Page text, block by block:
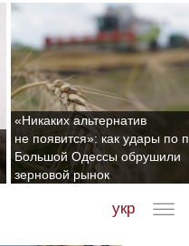
«Никаких альтернатив
не появится»: как удары по
Большой Одессы обрушили
зерновой рынок
укр